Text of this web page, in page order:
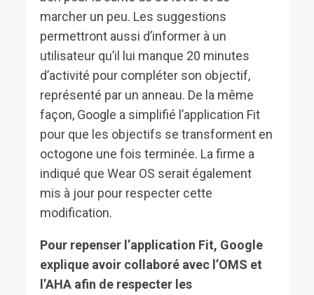
marcher un peu. Les suggestions
permettront aussi d’informer à un
utilisateur qu’il lui manque 20 minutes
d’activité pour compléter son objectif,
représenté par un anneau. De la même
façon, Google a simplifié l’application Fit
pour que les objectifs se transforment en
octogone une fois terminée. La firme a
indiqué que Wear OS serait également
mis à jour pour respecter cette
modification.
Pour repenser l’application Fit, Google
explique avoir collaboré avec l’OMS et
l’AHA afin de respecter les